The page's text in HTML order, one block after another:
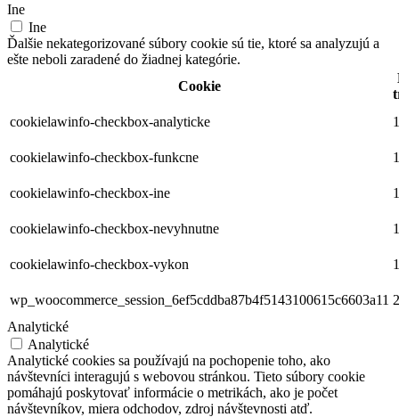
Ine
Ine
Ďalšie nekategorizované súbory cookie sú tie, ktoré sa analyzujú a
ešte neboli zaradené do žiadnej kategórie.
Cookie
cookielawinfo-checkbox-analyticke
cookielawinfo-checkbox-funkcne
cookielawinfo-checkbox-ine
cookielawinfo-checkbox-nevyhnutne
cookielawinfo-checkbox-vykon
wp_woocommerce_session_6ef5cddba87b4f5143100615c6603a11
Analytické
Analytické
Analytické cookies sa používajú na pochopenie toho, ako
návštevníci interagujú s webovou stránkou. Tieto súbory cookie
pomáhajú poskytovať informácie o metrikách, ako je počet
návštevníkov, miera odchodov, zdroj návštevnosti atď.